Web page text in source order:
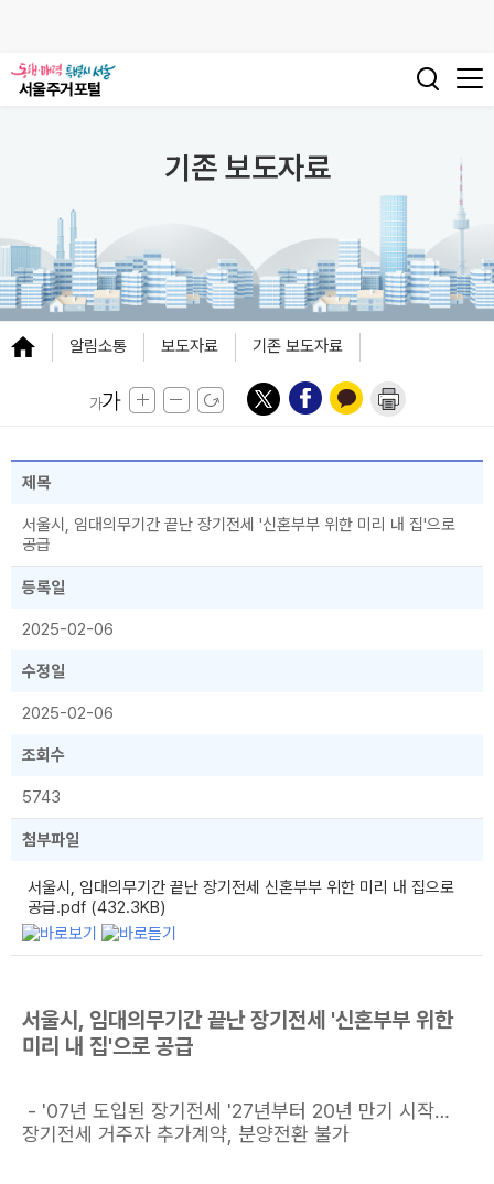
기존 보도자료
알림소통 보도자료 기존 보도자료
제목
서울시, 임대의무기간 끝난 장기전세 '신혼부부 위한 미리 내 집'으로
공급
등록일
2025-02-06
수정일
2025-02-06
조회수
5743
첨부파일
서울시, 임대의무기간 끝난 장기전세 신혼부부 위한 미리 내 집으로
공급.pdf (432.3KB)
서울시, 임대의무기간 끝난 장기전세 '신혼부부 위한
미리 내 집'으로 공급
- '07년 도입된 장기전세 '27년부터 20년 만기 시작…
장기전세 거주자 추가계약, 분양전환 불가